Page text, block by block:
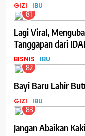
GIZI IBU
81
Lagi Viral,
Tanggapan dari IDAI
BISNIS IBU
82
Bayi Baru Lahir
GIZI IBU
83
Jangan Abaikan